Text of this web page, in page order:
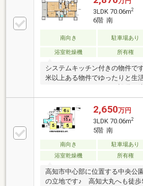
3LDK 70.06m2
6階 南
南向き 駐車場あり
浴室乾燥機
所有権
システムキッチン付きの物件で
米以上ある物件でゆったりと生
て生活ができます。モニターか
ーホン付きです。直接受け取れ
スに届くので、日中外出する方
ことが多い方におすすめです。
呂場は洗濯物を干すときにも便
1分の場所に駅があれば便利です
2,650万円
3LDK 70.06m2
5階 南
南向き 駐車場あり
浴室乾燥機
所有権
高知市中心部に位置する中央公
の立地です♪ 高知大丸へも徒歩